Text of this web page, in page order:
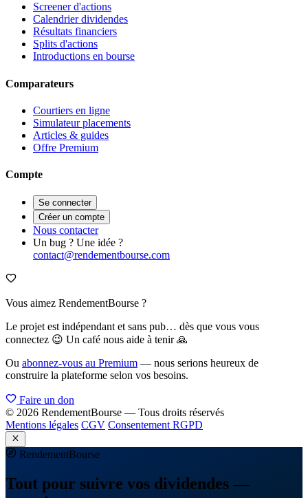
Screener d'actions
Calendrier dividendes
Résultats financiers
Splits d'actions
Introductions en bourse
Comparateurs
Courtiers en ligne
Simulateur placements
Articles & guides
Offre Premium
Compte
Se connecter
Créer un compte
Nous contacter
Un bug ? Une idée ?
contact@rendementbourse.com
Vous aimez RendementBourse ?
Le projet est indépendant et sans pub… dès que vous vous
connectez 😉 Un café nous aide à tenir 🙏
Ou abonnez-vous au Premium — nous serions heureux de
construire la plateforme selon vos besoins.
Faire un don
© 2026 RendementBourse — Tous droits réservés
Mentions légales CGV Consentement RGPD
RendementBourse
Tout pour suivre vos dividendes —